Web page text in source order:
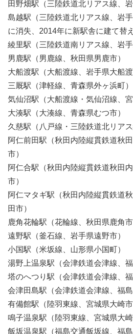
田野畑駅（三陸鉄道北リアス線、岩
島越駅（三陸鉄道北リアス線、岩
に消失、2014年に新駅舎に建て替え
綾里駅（三陸鉄道南リアス線、岩手
男鹿駅（男鹿線、秋田県男鹿市）
大船渡駅（大船渡線、岩手県大船
三厩駅（津軽線、青森県外ヶ浜町）
気仙沼駅（大船渡線・気仙沼線、宮
大湊駅（大湊線、青森県むつ市）
久慈駅（八戸線・三陸鉄道北リア
阿仁前田駅（秋田内陸縦貫鉄道秋
市）
阿仁合駅（秋田内陸縦貫鉄道秋田
市）
阿仁マタギ駅（秋田内陸縦貫鉄道
田市）
鹿角花輪駅（花輪線、秋田県鹿角市
遠野駅（釜石線、岩手県遠野市）
小国駅（米坂線、山形県小国町）
湯野上温泉駅（会津鉄道会津線、福
塔のへつり駅（会津鉄道会津線、福
会津田島駅（会津鉄道会津線、福島
有備館駅（陸羽東線、宮城県大崎市
鳴子温泉駅（陸羽東線、宮城県大崎
飯坂温泉駅（福島交通飯坂線、福島